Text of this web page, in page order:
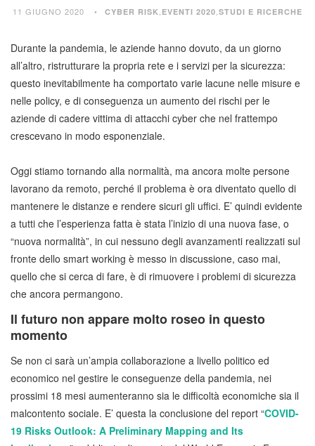
11 GIUGNO 2020 CYBER RISK EVENTI 2020 STUDI E RICERCHE
Durante la pandemia, le aziende hanno dovuto, da un giorno
all’altro, ristrutturare la propria rete e i servizi per la sicurezza:
questo inevitabilmente ha comportato varie lacune nelle misure e
nelle policy, e di conseguenza un aumento dei rischi per le
aziende di cadere vittima di attacchi cyber che nel frattempo
crescevano in modo esponenziale.
Oggi stiamo tornando alla normalità, ma ancora molte persone
lavorano da remoto, perché il problema è ora diventato quello di
mantenere le distanze e rendere sicuri gli uffici. E’ quindi evidente
a tutti che l’esperienza fatta è stata l’inizio di una nuova fase, o
“nuova normalità”, in cui nessuno degli avanzamenti realizzati sul
fronte dello smart working è messo in discussione, caso mai,
quello che si cerca di fare, è di rimuovere i problemi di sicurezza
che ancora permangono.
Il futuro non appare molto roseo in questo
momento
Se non ci sarà un’ampia collaborazione a livello politico ed
economico nel gestire le conseguenze della pandemia, nei
prossimi 18 mesi aumenteranno sia le difficoltà economiche sia il
malcontento sociale. E’ questa la conclusione del report “COVID-
19 Risks Outlook: A Preliminary Mapping and Its